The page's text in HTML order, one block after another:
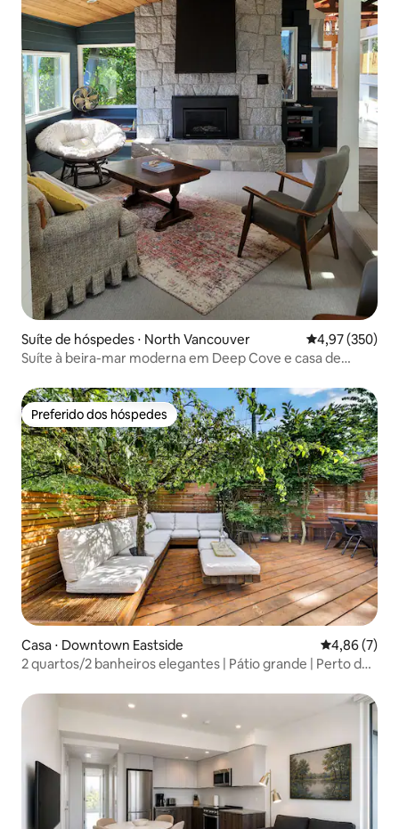
Suíte de hóspedes ⋅ North Vancouver 4,97 de uma
4,97 (350)
Suíte à beira-mar moderna em Deep Cove e casa de
Preferido dos hóspedes
Preferido dos hóspedes
Casa ⋅ Downtown Eastside 4,86 de uma
4,86 (7)
2 quartos/2 banheiros elegantes | Pátio grande | Perto do